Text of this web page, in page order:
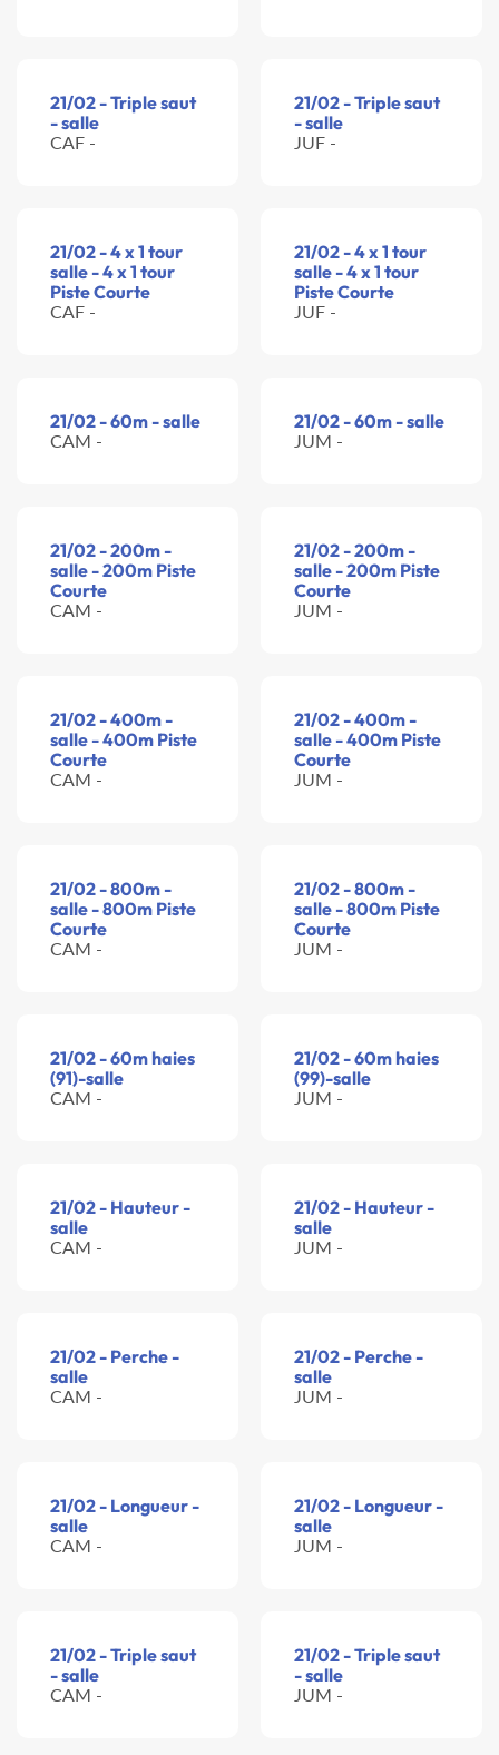
21/02 - Triple saut
- salle
CAF -
21/02 - Triple saut
- salle
JUF -
21/02 - 4 x 1 tour
salle - 4 x 1 tour
Piste Courte
CAF -
21/02 - 4 x 1 tour
salle - 4 x 1 tour
Piste Courte
JUF -
21/02 - 60m - salle
CAM -
21/02 - 60m - salle
JUM -
21/02 - 200m -
salle - 200m Piste
Courte
CAM -
21/02 - 200m -
salle - 200m Piste
Courte
JUM -
21/02 - 400m -
salle - 400m Piste
Courte
CAM -
21/02 - 400m -
salle - 400m Piste
Courte
JUM -
21/02 - 800m -
salle - 800m Piste
Courte
CAM -
21/02 - 800m -
salle - 800m Piste
Courte
JUM -
21/02 - 60m haies
(91)-salle
CAM -
21/02 - 60m haies
(99)-salle
JUM -
21/02 - Hauteur -
salle
CAM -
21/02 - Hauteur -
salle
JUM -
21/02 - Perche -
salle
CAM -
21/02 - Perche -
salle
JUM -
21/02 - Longueur -
salle
CAM -
21/02 - Longueur -
salle
JUM -
21/02 - Triple saut
- salle
CAM -
21/02 - Triple saut
- salle
JUM -